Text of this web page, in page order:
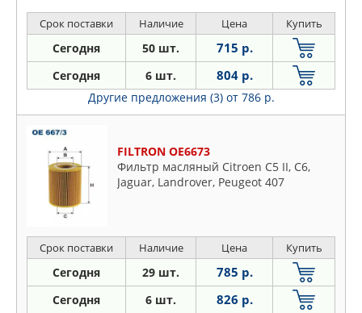
Срок поставки Наличие Цена Купить
Сегодня 50 шт. 715 р.
Сегодня 6 шт. 804 р.
Другие предложения (3) от 786 р.
FILTRON OE6673
Фильтр масляный Citroen C5 II, C6,
Jaguar, Landrover, Peugeot 407
Срок поставки Наличие Цена Купить
Сегодня 29 шт. 785 р.
Сегодня 6 шт. 826 р.